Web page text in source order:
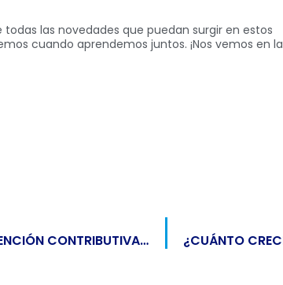
las novedades que puedan surgir en estos
cuando aprendemos juntos. ¡Nos vemos en la
CONOCE LA RESOLUCIÓN SOBRE EXENCIÓN CONTRIBUTIVA DE PERSONAS FÍSICAS